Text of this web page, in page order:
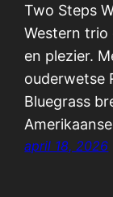
Two Steps
Western
en plezier.
ouderwetse
Bluegrass
april 18, 2026